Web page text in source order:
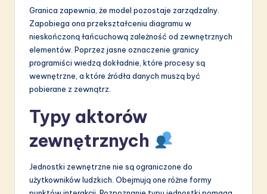
Granica zapewnia, że model pozostaje zarządzalny.
Zapobiega ona przekształceniu diagramu w
nieskończoną łańcuchową zależność od zewnętrznych
elementów. Poprzez jasne oznaczenie granicy
programiści wiedzą dokładnie, które procesy są
wewnętrzne, a które źródła danych muszą być
pobierane z zewnątrz.
Typy aktorów
zewnętrznych
Jednostki zewnętrzne nie są ograniczone do
użytkowników ludzkich. Obejmują one różne formy